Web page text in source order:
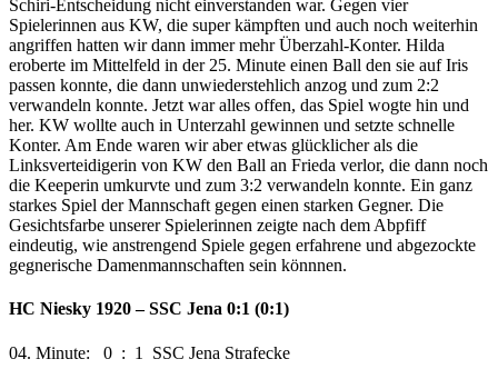
Schiri-Entscheidung nicht einverstanden war. Gegen vier
Spielerinnen aus KW, die super kämpften und auch noch weiterhin
angriffen hatten wir dann immer mehr Überzahl-Konter. Hilda
eroberte im Mittelfeld in der 25. Minute einen Ball den sie auf Iris
passen konnte, die dann unwiederstehlich anzog und zum 2:2
verwandeln konnte. Jetzt war alles offen, das Spiel wogte hin und
her. KW wollte auch in Unterzahl gewinnen und setzte schnelle
Konter. Am Ende waren wir aber etwas glücklicher als die
Linksverteidigerin von KW den Ball an Frieda verlor, die dann noch
die Keeperin umkurvte und zum 3:2 verwandeln konnte. Ein ganz
starkes Spiel der Mannschaft gegen einen starken Gegner. Die
Gesichtsfarbe unserer Spielerinnen zeigte nach dem Abpfiff
eindeutig, wie anstrengend Spiele gegen erfahrene und abgezockte
gegnerische Damenmannschaften sein könnnen.
HC Niesky 1920 – SSC Jena 0:1 (0:1)
04. Minute: 0 : 1 SSC Jena Strafecke